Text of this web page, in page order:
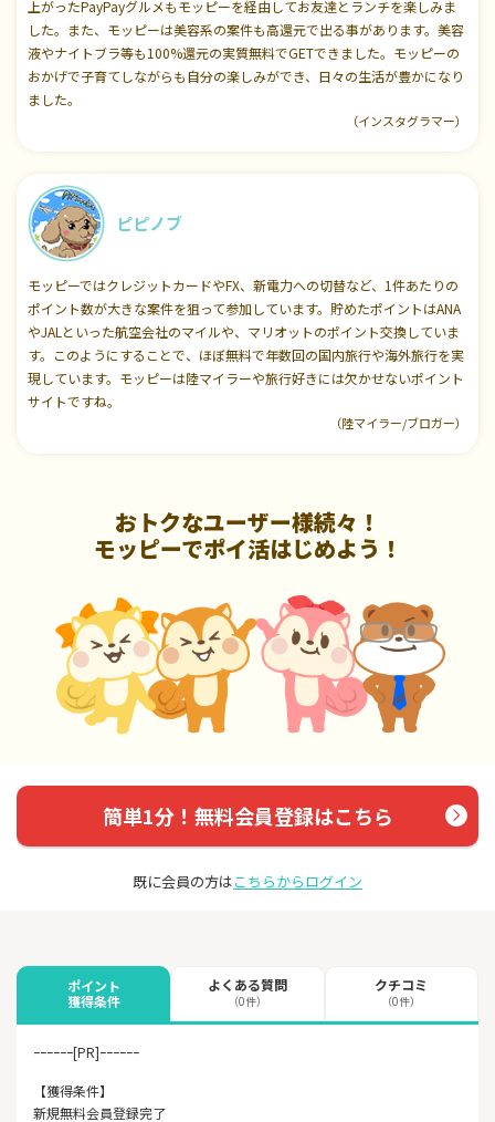
上がったPayPayグルメもモッピーを経由してお友達とランチを楽しみま
した。また、モッピーは美容系の案件も高還元で出る事があります。美容
液やナイトブラ等も100%還元の実質無料でGETできました。モッピーの
おかげで子育てしながらも自分の楽しみができ、日々の生活が豊かになり
ました。
（インスタグラマー）
ピピノブ
モッピーではクレジットカードやFX、新電力への切替など、1件あたりの
ポイント数が大きな案件を狙って参加しています。貯めたポイントはANA
やJALといった航空会社のマイルや、マリオットのポイント交換していま
す。このようにすることで、ほぼ無料で年数回の国内旅行や海外旅行を実
現しています。モッピーは陸マイラーや旅行好きには欠かせないポイント
サイトですね。
（陸マイラー/ブロガー）
おトクなユーザー様続々！
モッピーでポイ活はじめよう！
簡単1分！無料会員登録はこちら
既に会員の方はこちらからログイン
ポイント
獲得条件
よくある質問
（0件）
クチコミ
（0件）
ｰｰｰｰｰｰ[PR]ｰｰｰｰｰｰ
【獲得条件】
新規無料会員登録完了